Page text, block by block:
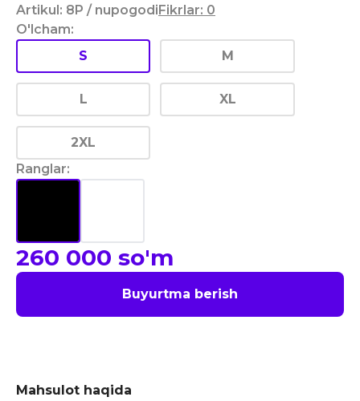
Artikul: 8P / nupogodiFikrlar: 0
O'lcham:
S
M
L XL
2XL
Ranglar:
260 000 so'm
Buyurtma berish
Mahsulot haqida